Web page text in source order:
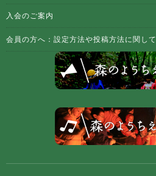
入会のご案内
会員の方へ：設定方法や投稿方法に関して